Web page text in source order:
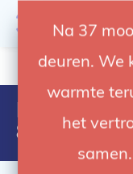
Na 37
deuren. We
warmte
het
4.92 / 5 op
Products